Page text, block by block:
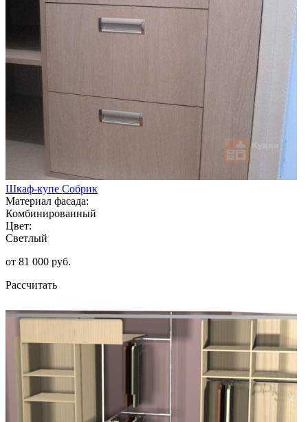
Шкаф-купе Собрик
Материал фасада:
Комбинированный
Цвет:
Светлый
от 81 000 руб.
Рассчитать